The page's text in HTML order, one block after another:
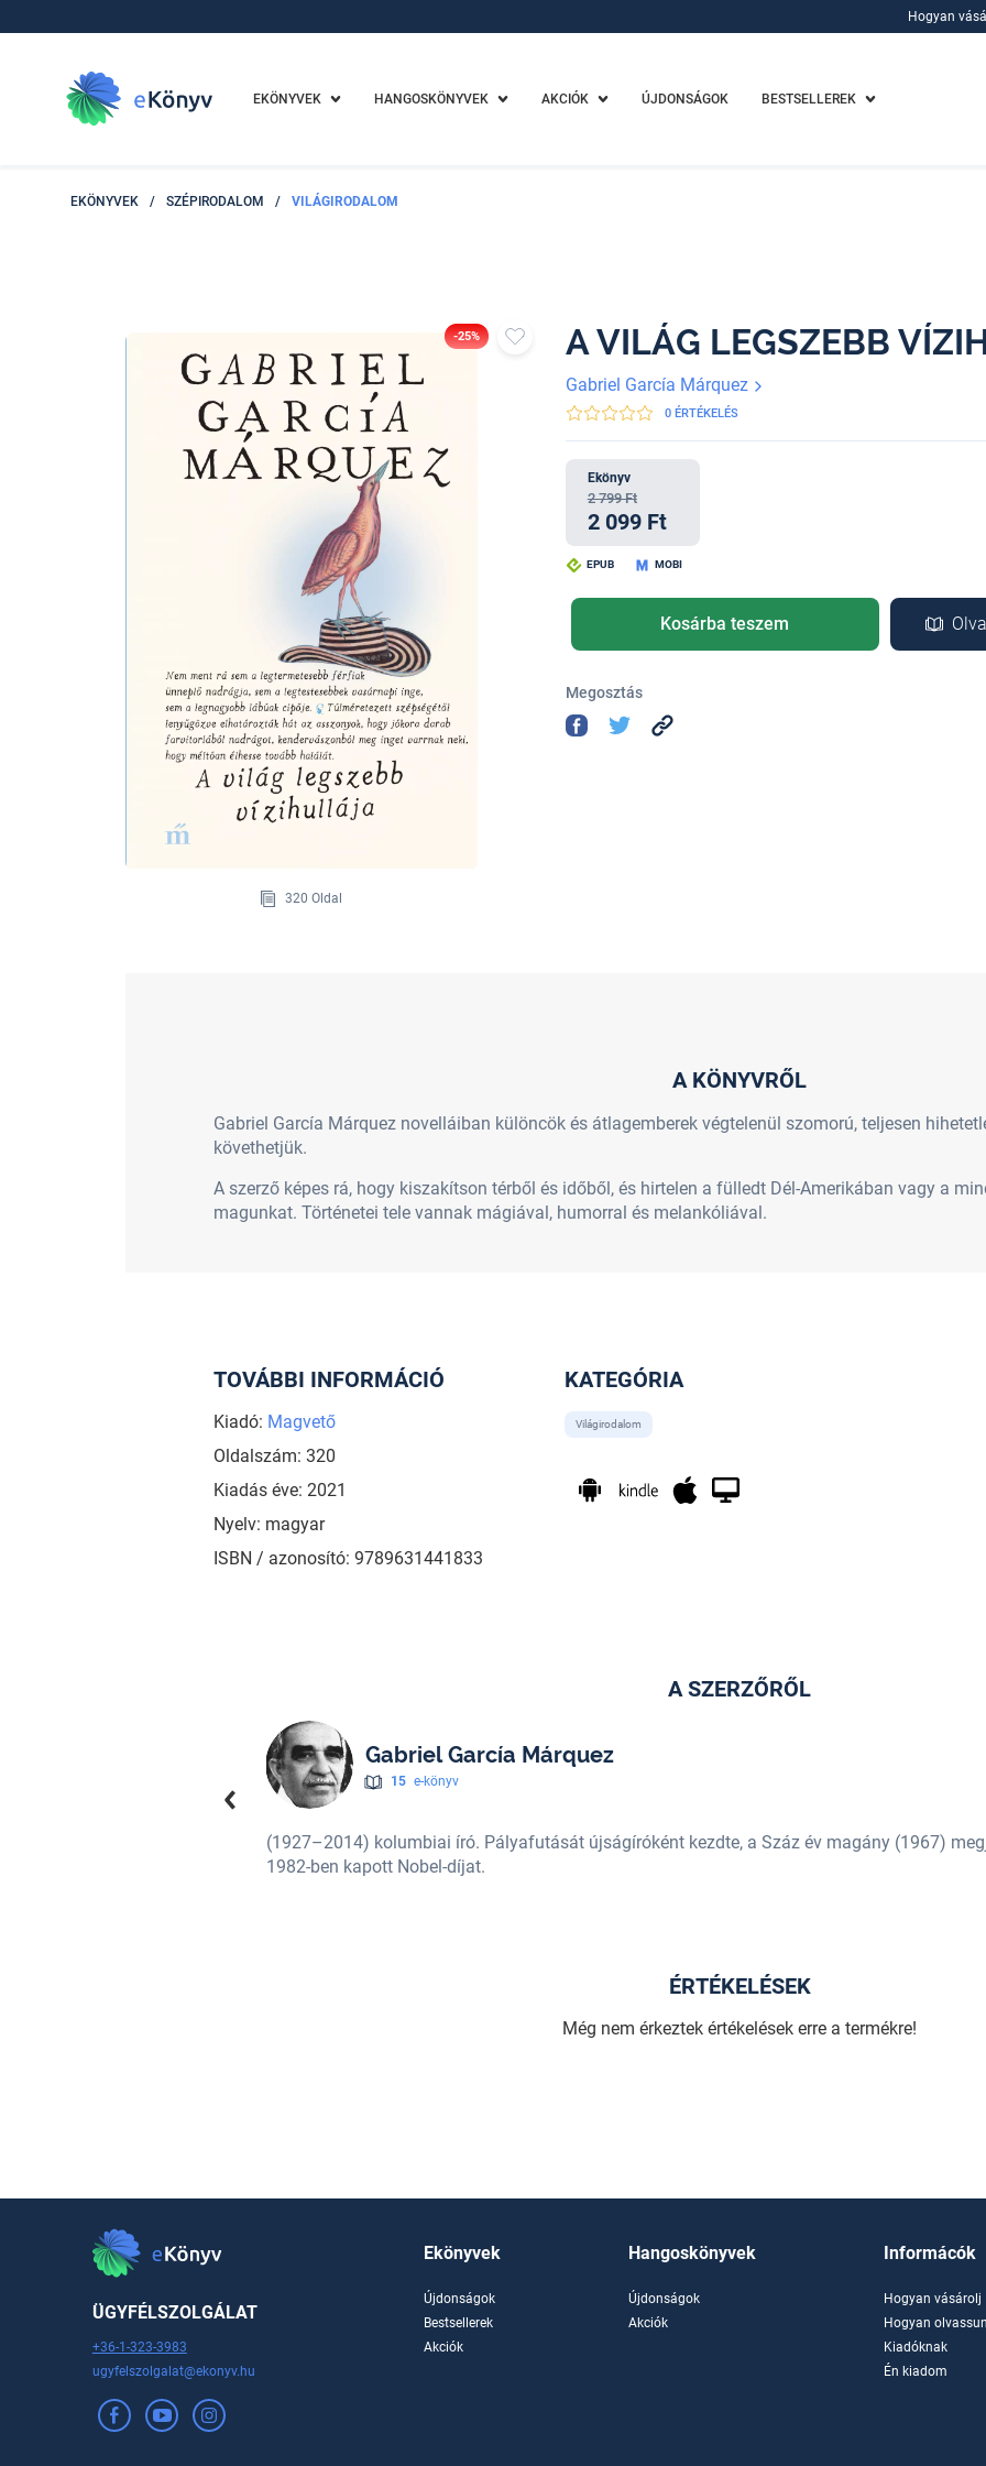
Hogyan
EKÖNYVEK HANGOSKÖNYVEK AKCIÓK ÚJDONSÁGOK BESTSELLEREK
EKÖNYVEK / SZÉPIRODALOM / VILÁGIRODALOM
-25%
320 Oldal
A VILÁG LEGSZEBB
Gabriel García Márquez
0 ÉRTÉKELÉS
Ekönyv
2 799 Ft
2 099 Ft
EPUB MOBI
Kosárba teszem
Megosztás
A KÖNYVRŐL
Gabriel García Márquez novelláiban különcök és átlagemberek végtelenül szomorú, teljesen
követhetjük.
A szerző képes rá, hogy kiszakítson térből és időből, és hirtelen a fülledt Dél-Amerikában vagy a
magunkat. Történetei tele vannak mágiával, humorral és melankóliával.
TOVÁBBI INFORMÁCIÓ
Kiadó: Magvető
Oldalszám: 320
Kiadás éve: 2021
Nyelv: magyar
ISBN / azonosító: 9789631441833
KATEGÓRIA
Világirodalom
A SZERZŐRŐL
Gabriel García Márquez
15 e-könyv
(1927–2014) kolumbiai író. Pályafutását újságíróként kezdte, a Száz év magány (1967)
1982-ben kapott Nobel-díjat.
ÉRTÉKELÉSEK
Még nem érkeztek értékelések erre a termékre!
ÜGYFÉLSZOLGÁLAT
+36-1-323-3983
ugyfelszolgalat@ekonyv.hu
Ekönyvek
Újdonságok
Bestsellerek
Akciók
Hangoskönyvek
Újdonságok
Akciók
Informácók
Hogyan vásárolj
Hogyan
Kiadóknak
Én kiadom